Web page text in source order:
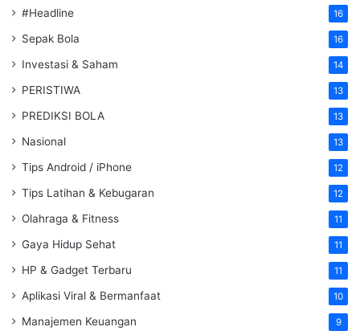
#Headline 16
Sepak Bola 16
Investasi & Saham 14
PERISTIWA 13
PREDIKSI BOLA 13
Nasional 13
Tips Android / iPhone 12
Tips Latihan & Kebugaran 12
Olahraga & Fitness 11
Gaya Hidup Sehat 11
HP & Gadget Terbaru 11
Aplikasi Viral & Bermanfaat 10
Manajemen Keuangan 9